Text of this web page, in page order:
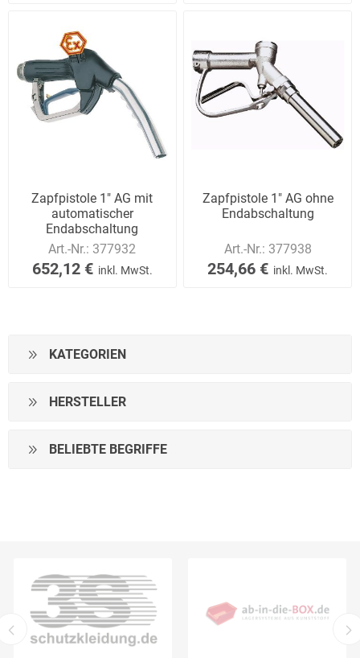
Zapfpistole 1" AG mit
automatischer
Endabschaltung
Art.-Nr.: 377932
652,12 € inkl. MwSt.
Zapfpistole 1" AG ohne
Endabschaltung
Art.-Nr.: 377938
254,66 € inkl. MwSt.
KATEGORIEN
HERSTELLER
BELIEBTE BEGRIFFE